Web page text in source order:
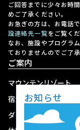
ご回答までに少々お時
めご了承ください。
お急ぎの方は、お電話
設連絡先一覧をご覧くだ
なお、施設やプログラ
ておりませんのでご了承
ご案内
マウンテンリゾート
宿泊
ダイニング
お知らせ